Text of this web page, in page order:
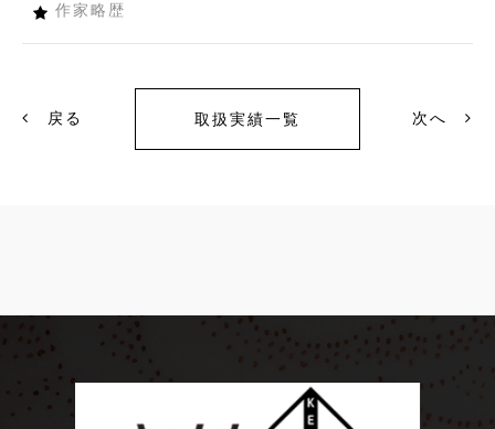
作家略歴
戻る 取扱実績一覧 次へ